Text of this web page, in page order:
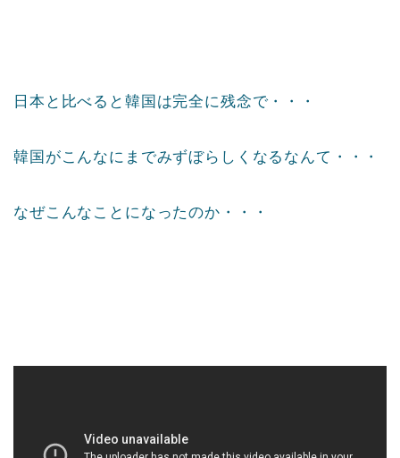
日本と比べると韓国は完全に残念で・・・
韓国がこんなにまでみずぼらしくなるなんて・・・
なぜこんなことになったのか・・・